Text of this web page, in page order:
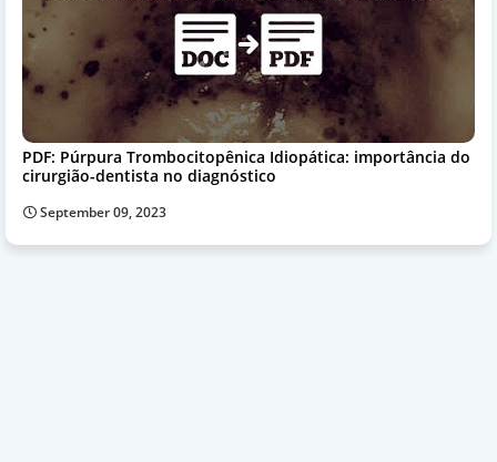
PDF: Púrpura Trombocitopênica Idiopática: importância do
cirurgião-dentista no diagnóstico
September 09, 2023